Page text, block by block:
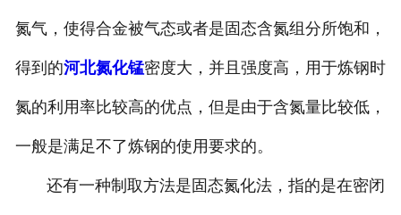
氮气，使得合金被气态或者是固态含氮组分所饱和，
得到的河北氮化锰密度大，并且强度高，用于炼钢时
氮的利用率比较高的优点，但是由于含氮量比较低，
一般是满足不了炼钢的使用要求的。
还有一种制取方法是固态氮化法，指的是在密闭